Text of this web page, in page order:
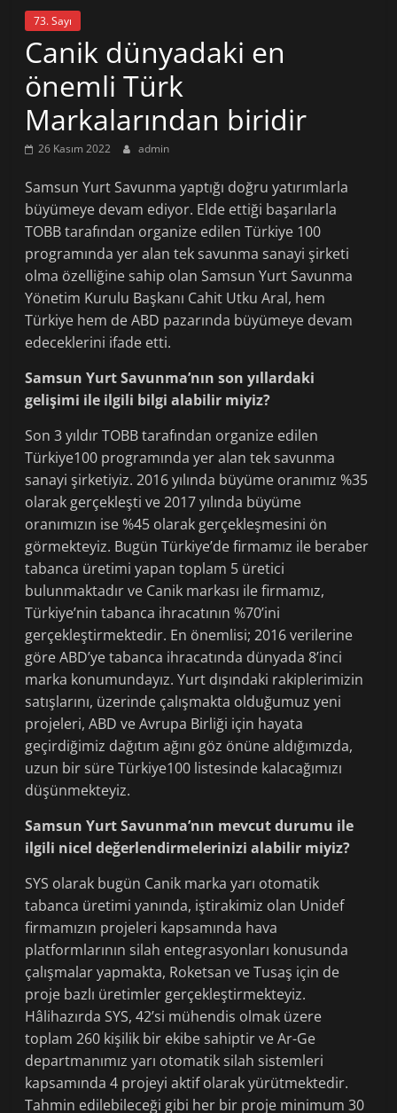
73. Sayı
Canik dünyadaki en
önemli Türk
Markalarından biridir
26 Kasım 2022 admin
Samsun Yurt Savunma yaptığı doğru yatırımlarla
büyümeye devam ediyor. Elde ettiği başarılarla
TOBB tarafından organize edilen Türkiye 100
programında yer alan tek savunma sanayi şirketi
olma özelliğine sahip olan Samsun Yurt Savunma
Yönetim Kurulu Başkanı Cahit Utku Aral, hem
Türkiye hem de ABD pazarında büyümeye devam
edeceklerini ifade etti.
Samsun Yurt Savunma’nın son yıllardaki
gelişimi ile ilgili bilgi alabilir miyiz?
Son 3 yıldır TOBB tarafından organize edilen
Türkiye100 programında yer alan tek savunma
sanayi şirketiyiz. 2016 yılında büyüme oranımız %35
olarak gerçekleşti ve 2017 yılında büyüme
oranımızın ise %45 olarak gerçekleşmesini ön
görmekteyiz. Bugün Türkiye’de firmamız ile beraber
tabanca üretimi yapan toplam 5 üretici
bulunmaktadır ve Canik markası ile firmamız,
Türkiye’nin tabanca ihracatının %70’ini
gerçekleştirmektedir. En önemlisi; 2016 verilerine
göre ABD’ye tabanca ihracatında dünyada 8’inci
marka konumundayız. Yurt dışındaki rakiplerimizin
satışlarını, üzerinde çalışmakta olduğumuz yeni
projeleri, ABD ve Avrupa Birliği için hayata
geçirdiğimiz dağıtım ağını göz önüne aldığımızda,
uzun bir süre Türkiye100 listesinde kalacağımızı
düşünmekteyiz.
Samsun Yurt Savunma’nın mevcut durumu ile
ilgili nicel değerlendirmelerinizi alabilir miyiz?
SYS olarak bugün Canik marka yarı otomatik
tabanca üretimi yanında, iştirakimiz olan Unidef
firmamızın projeleri kapsamında hava
platformlarının silah entegrasyonları konusunda
çalışmalar yapmakta, Roketsan ve Tusaş için de
proje bazlı üretimler gerçekleştirmekteyiz.
Hâlihazırda SYS, 42’si mühendis olmak üzere
toplam 260 kişilik bir ekibe sahiptir ve Ar-Ge
departmanımız yarı otomatik silah sistemleri
kapsamında 4 projeyi aktif olarak yürütmektedir.
Tahmin edilebileceği gibi her bir proje minimum 30